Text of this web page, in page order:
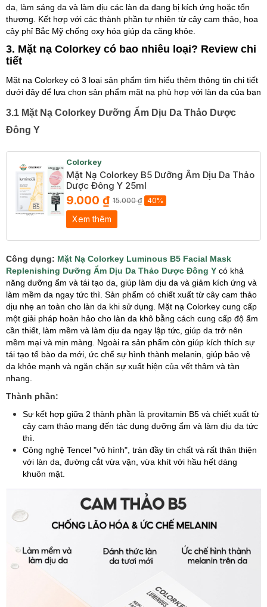
da, làm sáng da và làm dịu các làn da đang bị kích ứng hoặc tổn
thương. Kết hợp với các thành phần tự nhiên từ cây cam thảo, hoa
cây phỉ Bắc Mỹ chống oxy hóa giúp da căng khỏe.
3. Mặt nạ Colorkey có bao nhiêu loại? Review chi
tiết
Mặt nạ Colorkey có 3 loại sản phẩm tìm hiểu thêm thông tin chi tiết
dưới đây để lựa chọn sản phẩm mặt nạ phù hợp với làn da của bạn
3.1 Mặt Nạ Colorkey Dưỡng Ẩm Dịu Da Thảo Dược
Đông Y
Colorkey
Mặt Nạ Colorkey B5 Dưỡng Ẩm Dịu Da Thảo
Dược Đông Y 25ml
9.000 ₫ 15.000 ₫ 40%
Xem thêm
Công dụng: Mặt Nạ Colorkey Luminous B5 Facial Mask
Replenishing Dưỡng Ẩm Dịu Da Thảo Dược Đông Y có khả
năng dưỡng ẩm và tái tạo da, giúp làm dịu da và giảm kích ứng và
làm mềm da ngay tức thì. Sản phẩm có chiết xuất từ cây cam thảo
dịu nhẹ an toàn cho làn da khi sử dụng. Mặt nạ Colorkey cung cấp
một giải pháp hoàn hảo cho làn da khô bằng cách cung cấp độ ẩm
cần thiết, làm mềm và làm dịu da ngay lập tức, giúp da trở nên
mềm mại và mịn màng. Ngoài ra sản phẩm còn giúp kích thích sự
tái tạo tế bào da mới, ức chế sự hình thành melanin, giúp bảo vệ
da khỏe mạnh và ngăn chặn sự xuất hiện của vết thâm và tàn
nhang.
Thành phần:
Sự kết hợp giữa 2 thành phần là provitamin B5 và chiết xuất từ
cây cam thảo mang đến tác dụng dưỡng ẩm và làm dịu da tức
thì.
Công nghệ Tencel "vô hình", tràn đầy tin chất và rất thân thiện
với làn da, đường cắt vừa vặn, vừa khít với hầu hết dáng
khuôn mặt.